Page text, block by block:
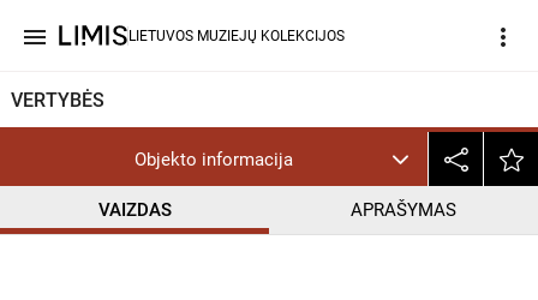
menu LIETUVOS MUZIEJŲ KOLEKCIJOS more_vert
VERTYBĖS
Objekto informacija
VAIZDAS APRAŠYMAS
InC help_outline